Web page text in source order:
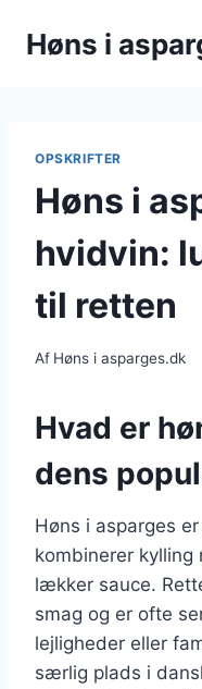
Høns i
OPSKRIFTER
Høns i
hvidvin:
til retten
Af Høns i asparges.dk
Hvad er
dens
Høns i asparges
kombinerer kylling
lækker sauce.
smag og er ofte
lejligheder eller
særlig plads i